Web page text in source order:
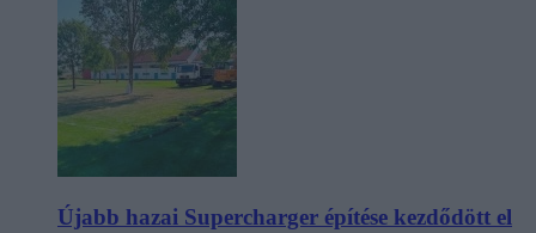
Újabb hazai Supercharger építése kezdődött el